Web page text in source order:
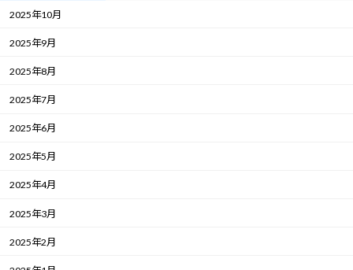
2025年10月
2025年9月
2025年8月
2025年7月
2025年6月
2025年5月
2025年4月
2025年3月
2025年2月